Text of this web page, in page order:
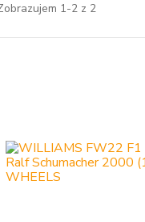
1-2 z 2